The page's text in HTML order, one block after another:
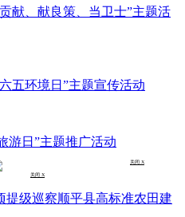
献、献良策、当卫士”主题活
五环境日”主题宣传活动
游日”主题推广活动
提级巡察顺平县高标准农田建
关闭 X
关闭 X